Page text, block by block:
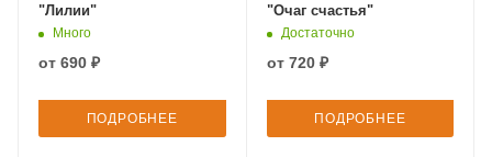
"Лилии"
Много
от 690 ₽
ПОДРОБНЕЕ
"Очаг счастья"
Достаточно
от 720 ₽
ПОДРОБНЕЕ